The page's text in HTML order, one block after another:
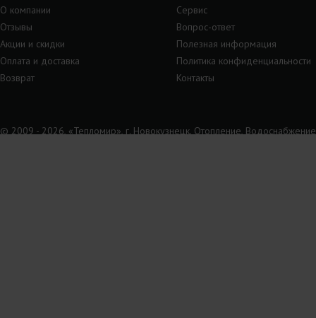
О компании
Сервис
Отзывы
Вопрос-ответ
Акции и скидки
Полезная информация
Оплата и доставка
Политика конфиденциальности
Возврат
Контакты
© 2009 - 2026, «Тепломир», г. Новокузнецк. Отопление,